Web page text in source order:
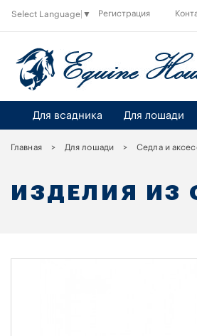
Select Language ▼ Регистрация
Для всадника Для лошади
Главная Для лошади Седла и
ИЗДЕЛИЯ ИЗ